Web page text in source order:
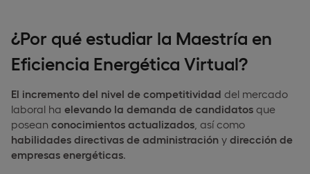
¿Por qué estudiar la Maestría en
Eficiencia Energética Virtual?
El incremento del nivel de competitividad del mercado
laboral ha elevando la demanda de candidatos que
posean conocimientos actualizados , así como
habilidades directivas de administración y dirección de
empresas energéticas.